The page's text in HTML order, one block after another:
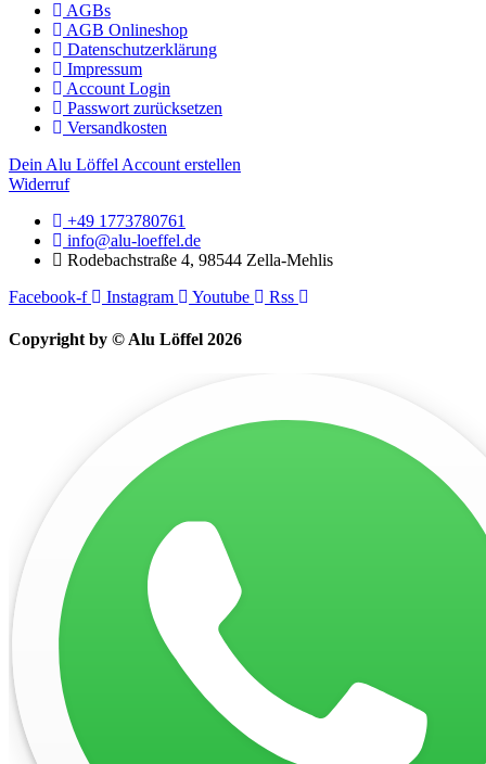
AGBs
AGB Onlineshop
Datenschutzerklärung
Impressum
Account Login
Passwort zurücksetzen
Versandkosten
Dein Alu Löffel Account erstellen
Widerruf
+49 1773780761
info@alu-loeffel.de
Rodebachstraße 4, 98544 Zella-Mehlis
Facebook-f
Instagram Youtube Rss
Copyright by © Alu Löffel 2026